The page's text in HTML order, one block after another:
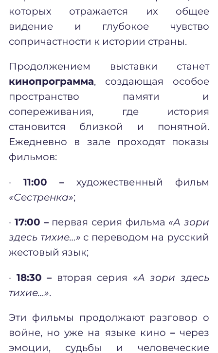
которых отражается их общее
видение и глубокое чувство
сопричастности к истории страны.
Продолжением выставки станет
кинопрограмма, создающая особое
пространство памяти и
сопереживания, где история
становится близкой и понятной.
Ежедневно в зале проходят показы
фильмов:
·11:00 – художественный фильм
«Сестренка»;
· 17:00 –первая серия фильма «А зори
здесь тихие…» с переводом на русский
жестовый язык;
· 18:30 – вторая серия «А зори здесь
тихие…».
Эти фильмы продолжают разговор о
войне, но уже на языке кино –через
эмоции, судьбы и человеческие